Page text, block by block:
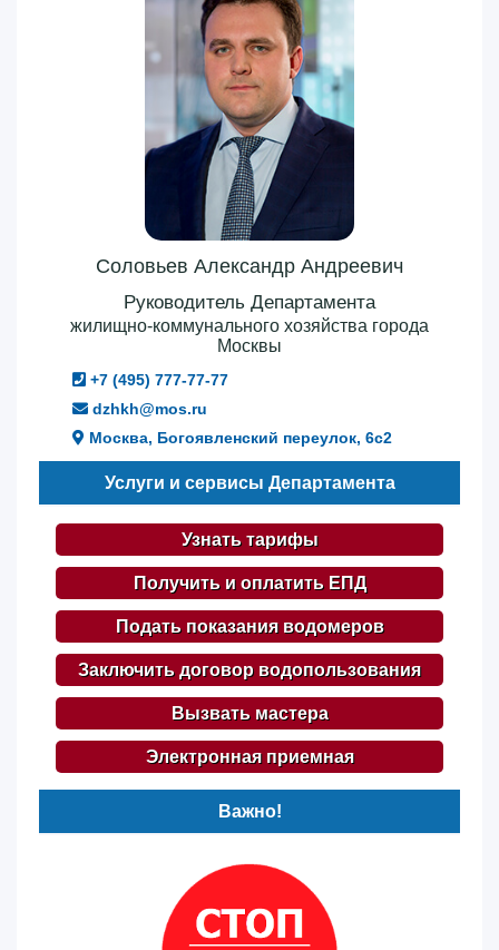
Соловьев Александр Андреевич
Руководитель Департамента
жилищно-коммунального хозяйства города
Москвы
+7 (495) 777-77-77
dzhkh@mos.ru
Москва, Богоявленский переулок, 6с2
Услуги и сервисы Департамента
Узнать тарифы
Получить и оплатить ЕПД
Подать показания водомеров
Заключить договор водопользования
Вызвать мастера
Электронная приемная
Важно!